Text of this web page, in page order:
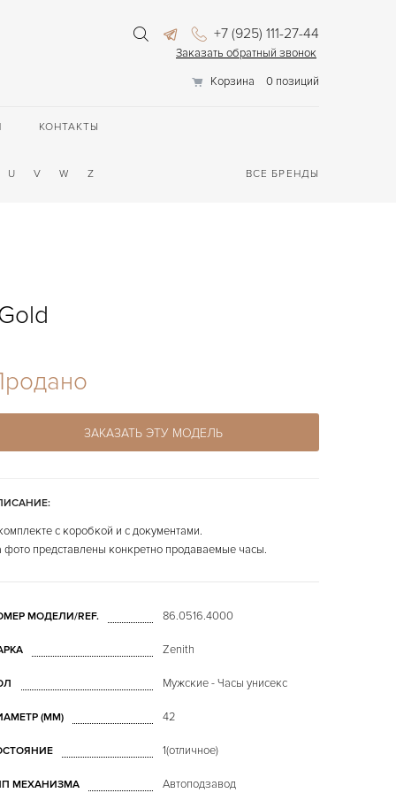
+7 (925) 111-27-44
Заказать обратный звонок
Корзина
0 позиций
КОНТАКТЫ
U V W Z ВСЕ БРЕНДЫ
ЗАКАЗАТЬ ЭТУ МОДЕЛЬ
с коробкой и с документами.
фото представлены конкретно продаваемые часы.
МОДЕЛИ/REF. 86.0516.4000
Zenith
Мужские - Часы унисекс
(MM) 42
1(отличное)
МЕХАНИЗМА Автоподзавод